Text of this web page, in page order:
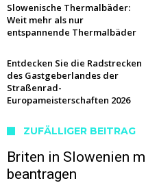
Slowenische Thermalbäder:
Weit mehr als nur
entspannende Thermalbäder
Entdecken Sie die Radstrecken
des Gastgeberlandes der
Straßenrad-
Europameisterschaften 2026
ZUFÄLLIGER BEITRAG
Briten in Slowenien
beantragen